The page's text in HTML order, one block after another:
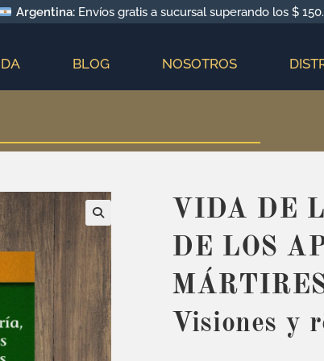
Argentina:Envíos gratis a sucursal superando los $
BLOG NOSOTROS
VIDA DE
DE LOS
Visiones y